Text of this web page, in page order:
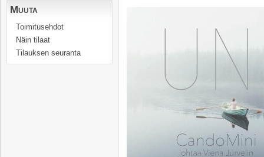
Muuta
Toimitusehdot
Näin tilaat
Tilauksen seuranta